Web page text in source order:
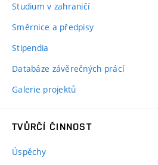
Studium v zahraničí
Směrnice a předpisy
Stipendia
Databáze závěrečných prácí
Galerie projektů
TVŮRČÍ ČINNOST
Úspěchy